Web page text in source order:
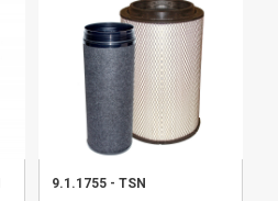
9.1.1755 - TSN